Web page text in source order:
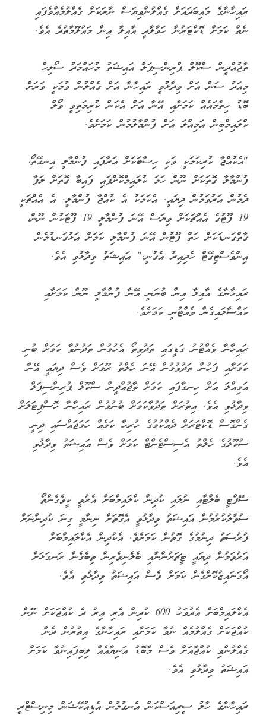
ރައިހާނާގެ މައިބަދައަށް ގެއްލުންވިޔަސް ނާރަކަށް ގެއްލުމެއްވެފައި
ނެތް ކަމަށް ޑޮކްޓަރުނާ ހަވާލާދީ އާއިލާ އިން މައުލޫމާތުދެ އެވެ.
ތާޖުއްދީން ސްކޫލް ޕްރިންސިޕަލް އައިޝަތު މުހައްމަދު ސޯލިހް
މިއަދު ސަން އަށް ވިދާޅުވީ ރައިހާނާ އަށް ގެއްލުން ވުމަކީ ވަރަށް
ބޮޑު ހިތާމައެއް ކަމަށާއި އޭނާ އަށް އެކަން ކުރިމަތިވީ ވޯލް
ކްލައިމްބިން އަމިއްލަ އަށް ފުންމާލުމުން ކަމަށެވެ.
"އެކުއްޖާ ކުރިކަމަކީ ވަކި ހިސާބަކަށް އަރާފައި ފުންމާލީ އިނގޭތޯ،
ފުންމާލާ ގޮތަކަށް ނޫން ހަމަ ކުލައިމްކޮށްފައި ފައިބާ ގޮތަށް ލަފާ
ދެމުން އަރުވަމުން ދިޔައީ. އެކަމަކު އެ ކުއްޖާ ފުންމާލީ. އެ އެއްޗަކީ
19 ފޫޓުގެ އެއްޗަކަށް ވިޔަސް އޭނަ ފުންމާލީ 19 ފޫޓަކުން ނޫން،
ގާތްގަނޑަކަށް ހަތް ފޫޓުން އޭނަ ފުންމާލި ކަމަށް އަޅުގަނޑުމެން
އިންވެސްޓިގޭޓް ހެދިއިރު އެގުނީ." އައިޝަތު ވިދާޅުވި އެވެ.
ރައިހާނާގެ އާއިލާ އިން ބުނަނީ އޭނާ ފުންމާލީ ނޫން ކަމަށާއި
ކައްސާލައިގެން ވެއްޓުނީ ކަމަށެވެ.
ރައިހާނާ ވެއްޓުނު ގަޑީގައި ތަދުވިތޯ އެހުމުން ތަދުނުވާ ކަމަށް ބުނި
ކަމަށާއި ފަހުން ތަދުވުމުން އޭނަ ހެލްތު ރޫމަށް ވެސް ދިޔައީ އޭނާ
އަމިއްލަ އަށް ހިނގާފައި ކަމަށް ތާޖުއްދީން ސްކޫލް ޕުރިންސިޕަލް
ވިދާޅުވި އެވެ. އިތުރަށް ތަދުވާކަމަށް ބުނުމުން ރައިހާނާ ހޮސްޕިޓަލަށް
ގެންގޮސް ޑޮކްޓަރަށް ދެއްކުމުގެ ހުރިހާ ކަމެއް ހަމަޖައްސައި ދިނީ
ސުކޫލުގެ ހެލްތު އެސިސްޓެންޓް ކަމަށް ވެސް އައިޝަތު ވިދާޅުވި
އެވެ.
ސޭފްޓީ ބެލްޓާއި ނުލައި ކުދިން ކްލައިމްބަށް އެރުވީ ކީވެގެންތޯ
ސުވާލުކުރުމުން އައިޝަތު ވިދާޅުވީ އެގޮތަށް ނިންމީ ގިނަ ކުދިންނަށް
ފުރުސަތު ދިނުމުގެ ގޮތުން ކަމަށެވެ. އެކުދިން އެކްލައިމްބަށް
އަރުވަމުން ދިޔައީ ޓީޗަރުންނާއި ބެލެނިވެރިން ތިބެގެން ރަނގަޅަށް
އޯގަނައިޒުކޮށްގެން ކަމަށް ވެސް އައިޝަތު ވިދާޅުވި އެވެ.
އެކްލައިމްބަށް އެދުވަހު 600 ކުދިން އެރި އިރު ދެ ކުއްޖަކަށް ނޫން
ކުއްޖަކަށް ގެއްލުމެއް ނުވާ ކަމަށާއި ރައިހާނާގެ އިތުރުން ދެން
ގެއްލުންވި ކުއްޖާއަށް ވެސް މާބޮޑު އަނިޔާއެއް ލިބިފައިނުވާ ކަމަށް
އައިޝަތު ވިދާޅުވި އެވެ.
ރައިހާނާގެ ހާލު ސީރިއަސްކަން އެނގުމުން އެޑިއުކޭޝަން މިނިސްޓްރީ